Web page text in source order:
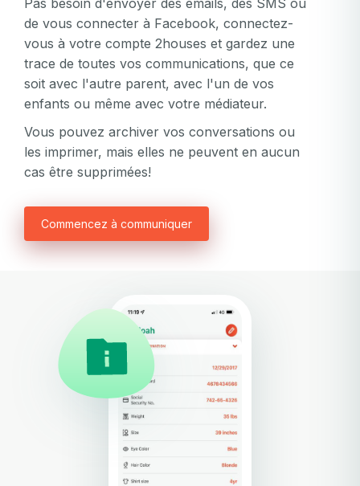
Pas besoin d'envoyer des emails, des SMS ou
de vous connecter à Facebook, connectez-
vous à votre compte 2houses et gardez une
trace de toutes vos communications, que ce
soit avec l'autre parent, avec l'un de vos
enfants ou même avec votre médiateur.
Vous pouvez archiver vos conversations ou
les imprimer, mais elles ne peuvent en aucun
cas être supprimées!
Commencez à communiquer